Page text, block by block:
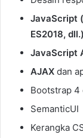
JavaScript
ES2018, dll.)
JavaScript
AJAX dan
Bootstrap 4
SemanticUI
Kerangka